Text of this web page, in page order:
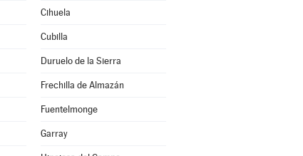
Cihuela
Cubilla
Duruelo de la Sierra
Frechilla de Almazán
Fuentelmonge
Garray